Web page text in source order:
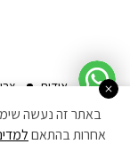
אודות
הצהרת
אחרות בהתאם